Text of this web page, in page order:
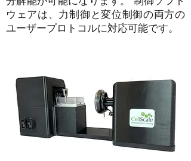
ウェアは、力制御と変位制御の両方の
ユーザープロトコルに対応可能です。